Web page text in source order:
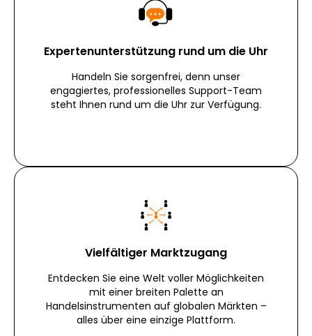
Expertenunterstützung rund um die Uhr
Handeln Sie sorgenfrei, denn unser
engagiertes, professionelles Support-Team
steht Ihnen rund um die Uhr zur Verfügung.
Vielfältiger Marktzugang
Entdecken Sie eine Welt voller Möglichkeiten
mit einer breiten Palette an
Handelsinstrumenten auf globalen Märkten –
alles über eine einzige Plattform.